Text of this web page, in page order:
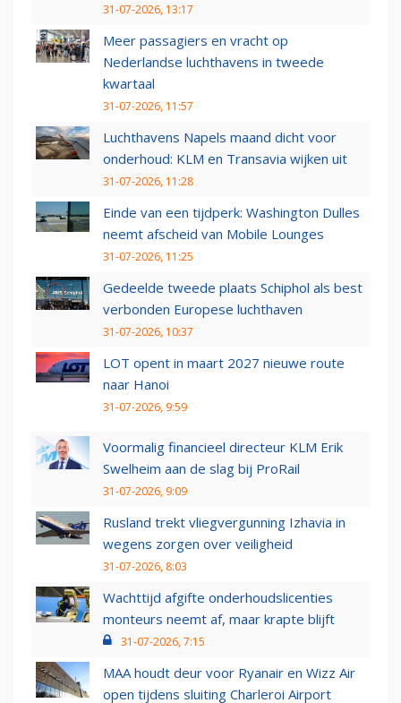
31-07-2026, 13:17
Meer passagiers en vracht op
Nederlandse luchthavens in tweede
kwartaal
31-07-2026, 11:57
Luchthavens Napels maand dicht voor
onderhoud: KLM en Transavia wijken uit
31-07-2026, 11:28
Einde van een tijdperk: Washington Dulles
neemt afscheid van Mobile Lounges
31-07-2026, 11:25
Gedeelde tweede plaats Schiphol als best
verbonden Europese luchthaven
31-07-2026, 10:37
LOT opent in maart 2027 nieuwe route
naar Hanoi
31-07-2026, 9:59
Voormalig financieel directeur KLM Erik
Swelheim aan de slag bij ProRail
31-07-2026, 9:09
Rusland trekt vliegvergunning Izhavia in
wegens zorgen over veiligheid
31-07-2026, 8:03
Wachttijd afgifte onderhoudslicenties
monteurs neemt af, maar krapte blijft
31-07-2026, 7:15
MAA houdt deur voor Ryanair en Wizz Air
open tijdens sluiting Charleroi Airport